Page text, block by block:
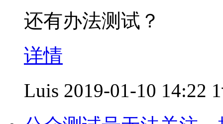
还有办法测试？
详情
Luis 2019-01-10 14:22